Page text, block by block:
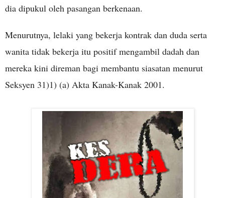
dia dipukul oleh pasangan berkenaan.
Menurutnya, lelaki yang bekerja kontrak dan duda serta
wanita tidak bekerja itu positif mengambil dadah dan
mereka kini direman bagi membantu siasatan menurut
Seksyen 31)1) (a) Akta Kanak-Kanak 2001.